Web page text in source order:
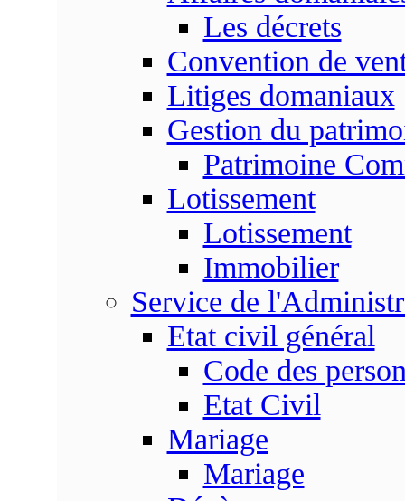
Les décrets
Convention de
Litiges domaniaux
Gestion du
Patrimoine
Lotissement
Lotissement
Immobilier
Service de
Etat civil général
Code des
Etat Civil
Mariage
Mariage